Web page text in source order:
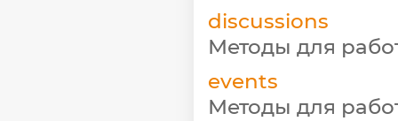
discussions
Методы для
events
Методы для